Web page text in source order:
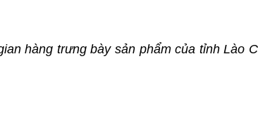
hàng trưng bày sản phẩm của tỉnh Lào